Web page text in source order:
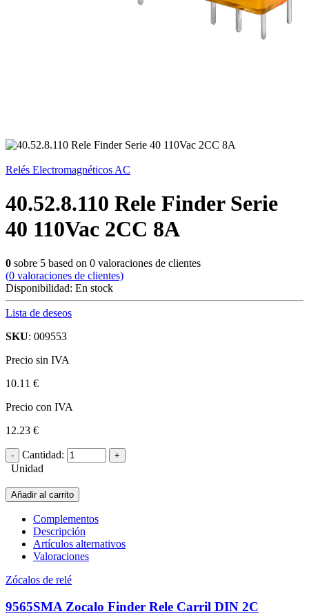
Relés Electromagnéticos AC
40.52.8.110 Rele Finder Serie
40 110Vac 2CC 8A
0 sobre 5 based on 0 valoraciones de clientes
(0 valoraciones de clientes)
Disponibilidad: En stock
Lista de deseos
SKU: 009553
Precio sin IVA
10.11 €
Precio con IVA
12.23 €
Cantidad:
Unidad
Añadir al carrito
Complementos
Descripción
Artículos alternativos
Valoraciones
Zócalos de relé
9565SMA Zocalo Finder Rele Carril DIN 2C